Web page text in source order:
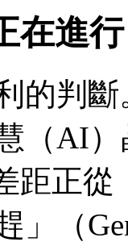
在進
的判
（AI
距正從
」（